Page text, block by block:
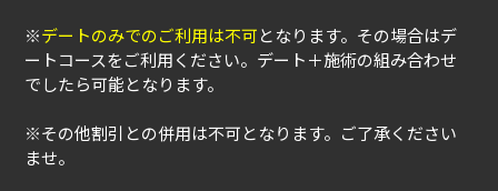
※デートのみでのご利用は不可となります。その場合はデ
ートコースをご利用ください。デート＋施術の組み合わせ
でしたら可能となります。
※その他割引との併用は不可となります。ご了承ください
ませ。